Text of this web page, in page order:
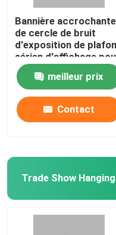
Visite d'usine
Contrôle de la
Contact
Tous les cas
Bannière accrochante
de cercle de bruit
d'exposition de
aérien d'affichage
la publicité
meilleur prix
Contact
Trade Show